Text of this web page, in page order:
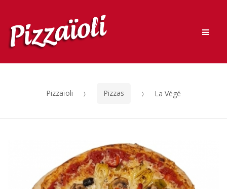
Retourner à la navigation
Retourner au contenu
Pizzaïoli Pizzas La Végé